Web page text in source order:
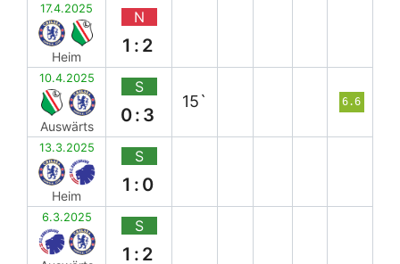
17.4.2025
Heim
N
1:2
10.4.2025
Auswärts
S
0:3
15` 6.6
13.3.2025
Heim
S
1:0
6.3.2025 S
1:2